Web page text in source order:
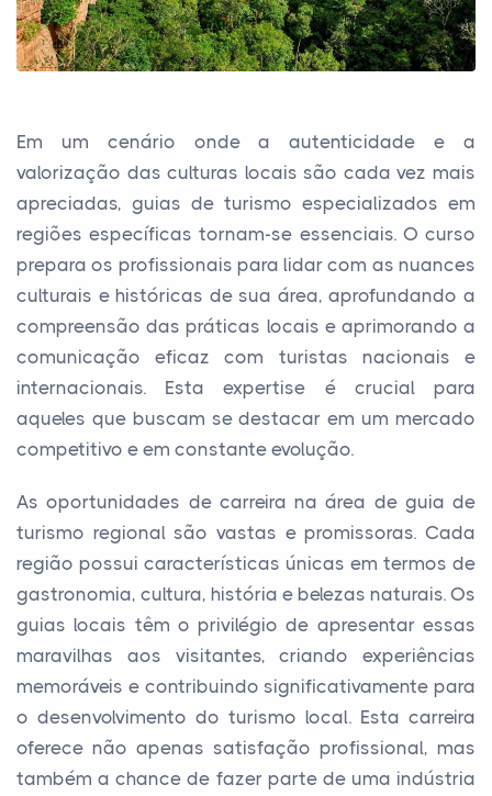
Em um cenário onde a autenticidade e a
valorização das culturas locais são cada vez mais
apreciadas, guias de turismo especializados em
regiões específicas tornam-se essenciais. O curso
prepara os profissionais para lidar com as nuances
culturais e históricas de sua área, aprofundando a
compreensão das práticas locais e aprimorando a
comunicação eficaz com turistas nacionais e
internacionais. Esta expertise é crucial para
aqueles que buscam se destacar em um mercado
competitivo e em constante evolução.
As oportunidades de carreira na área de guia de
turismo regional são vastas e promissoras. Cada
região possui características únicas em termos de
gastronomia, cultura, história e belezas naturais. Os
guias locais têm o privilégio de apresentar essas
maravilhas aos visitantes, criando experiências
memoráveis e contribuindo significativamente para
o desenvolvimento do turismo local. Esta carreira
oferece não apenas satisfação profissional, mas
também a chance de fazer parte de uma indústria